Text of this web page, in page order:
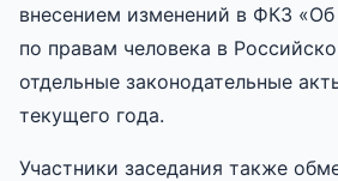
внесением изменений в ФКЗ
по правам человека в
отдельные законодательные
текущего года.
Участники заседания также